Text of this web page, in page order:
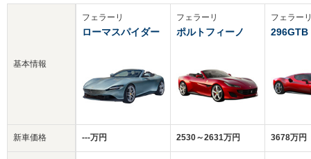
基本情報
新車価格
フェラーリ
ローマスパイダー
‐‐‐万円
フェラーリ
ポルトフィーノ
2530～2631万円
フェラー
296GTB
3678万円